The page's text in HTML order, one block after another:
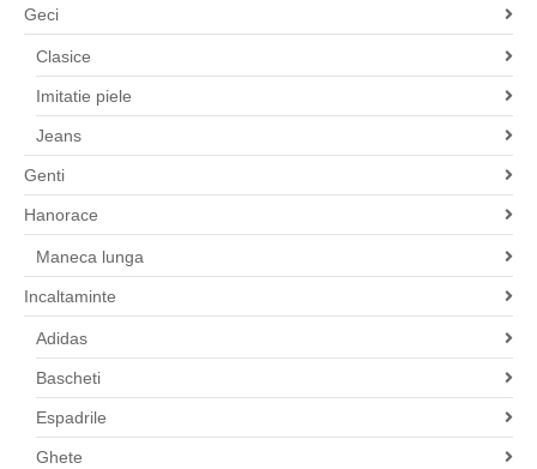
Geci
Clasice
Imitatie piele
Jeans
Genti
Hanorace
Maneca lunga
Incaltaminte
Adidas
Bascheti
Espadrile
Ghete